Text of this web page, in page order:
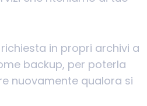
in propri archivi a
backup, per poterla
nuovamente qualora si